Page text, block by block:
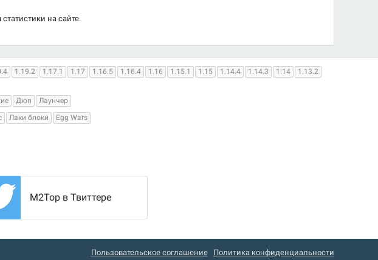
на сайте.
1.19.2 1.17.1 1.17 1.16.5 1.16.4 1.16 1.15.1 1.15 1.14.4 1.14.3 1.14
1.13.2
Дюп
Лаунчер
Лаки блоки
Egg Wars
M2Top в Твиттере
Пользовательское соглашение Политика конфиденциальности